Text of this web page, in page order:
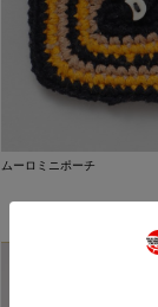
ムーロミニポーチ